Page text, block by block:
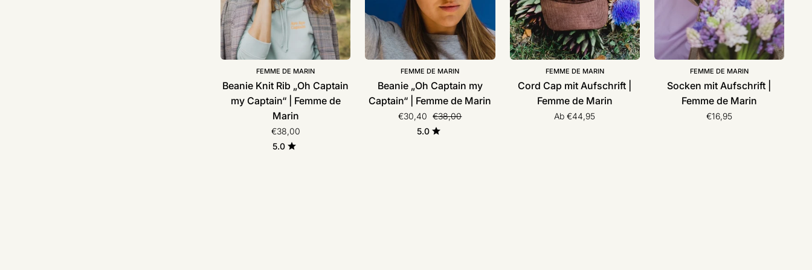
Femme
de
Marin
FEMME DE MARIN
Beanie Knit Rib „Oh Captain
my Captain“ | Femme de
Marin
€38,00
5.0
Marin
FEMME DE MARIN
Beanie „Oh Captain my
Captain“ | Femme de Marin
€30,40 Normaler Preis
€38,00
5.0
Marin
FEMME DE MARIN
Cord Cap mit Aufschrift |
Femme de Marin
Ab €44,95
FEMME DE MARIN
Socken mit Aufschrift |
Femme de Marin
€16,95